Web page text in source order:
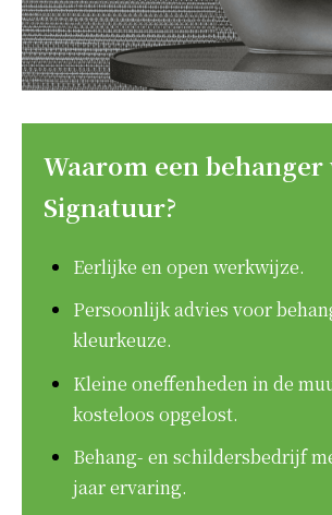
Waarom een behanger
Signatuur?
Eerlijke en open werkwijze.
Persoonlijk advies voor
kleurkeuze.
Kleine oneffenheden in de
kosteloos opgelost.
Behang- en schildersbedrijf
jaar ervaring.